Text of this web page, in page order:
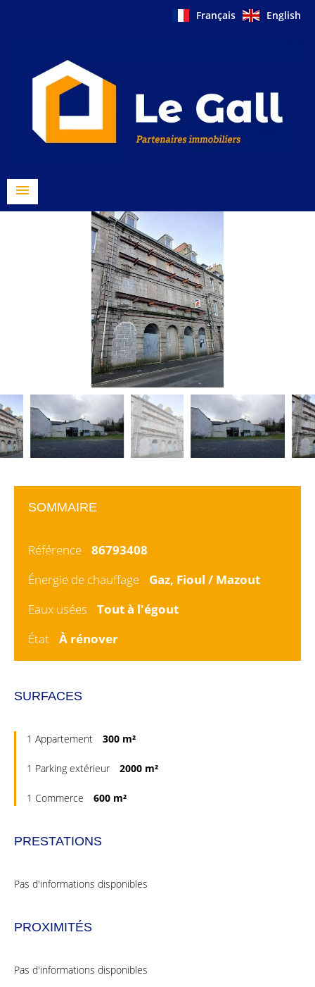
Français English
SOMMAIRE
Référence
86793408
Énergie de chauffage
Gaz, Fioul / Mazout
Eaux usées
Tout à l'égout
État
À rénover
SURFACES
1 Appartement 300 m²
1 Parking extérieur 2000 m²
1 Commerce 600 m²
PRESTATIONS
Pas d'informations disponibles
PROXIMITÉS
Pas d'informations disponibles